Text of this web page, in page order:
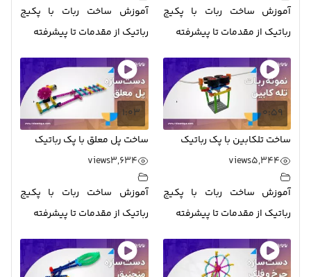
آموزش ساخت ربات با پکیج
رباتیک از مقدمات تا پیشرفته
آموزش ساخت ربات با پکیج
رباتیک از مقدمات تا پیشرفته
0:59
ساخت تلکابین با پک رباتیک
5,344
views
آموزش ساخت ربات با پکیج
رباتیک از مقدمات تا پیشرفته
1:03
ساخت پل معلق با پک رباتیک
3,634
views
آموزش ساخت ربات با پکیج
رباتیک از مقدمات تا پیشرفته